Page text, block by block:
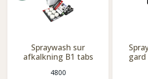
Spraywash sur
afkalkning B1 tabs
4800